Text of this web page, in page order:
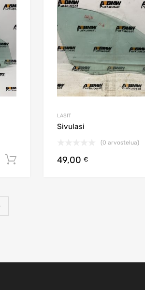
Lisää ostoskoriin
LASIT
Sivulasi
(0 arvostelua)
49,00 €